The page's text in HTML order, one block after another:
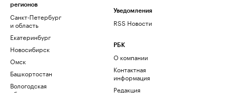
регионов
Санкт-Петербург
и область
Екатеринбург
Новосибирск
Омск
Башкортостан
Вологодская
Уведомления
RSS Новости
РБК
О компании
Контактная
информация
Редакция